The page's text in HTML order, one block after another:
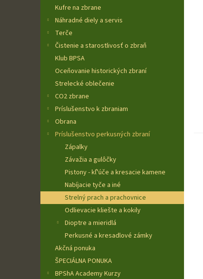
Kufre na zbrane
Náhradné diely a servis
Terče
Čistenie a starostlivosť o zbraň
Klub BPSA
Oceňovanie historických zbraní
Strelecké oblečenie
CO2 zbrane
Príslušenstvo k zbraniam
Obrana
Príslušenstvo perkusných zbraní
Zápalky
Závažia a gulôčky
Pistony - kľ'úče a kresacie kamene
Nabíjacie tyče a iné
Strelný prach a prachovnice
Odlievacie kliešte a kokily
Dioptre a mieridlá
Perkusné a kresadlové zámky
Akčná ponuka
ŠPECIÁLNA PONUKA
BPShA Academy Kurzy